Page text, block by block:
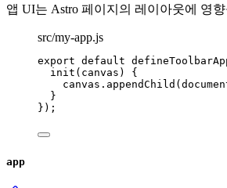
앱 UI는 Astro 페이지의 레이아웃에 영
src/my-app.js
export default
init ( canvas )
{
canvas . appendChild
}
});
app